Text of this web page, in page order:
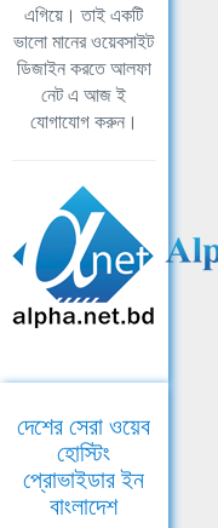
এগিয়ে। তাই একটি
ভালো মানের ওয়েবসাইট
ডিজাইন করতে আলফা
নেট এ আজ ই
যোগাযোগ করুন।
দেশের সেরা ওয়েব
হোস্টিং
প্রোভাইডার ইন
বাংলাদেশ